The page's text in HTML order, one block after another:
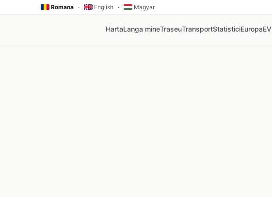
Romana · English · Magyar
HartaLanga mineTraseuTransportStatisticiEuropaEV